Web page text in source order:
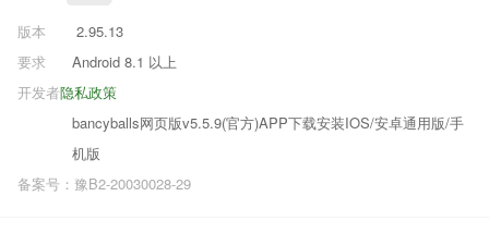
版本
2.95.13
要求
Android 8.1 以上
隐私政策
开发者
bancyballs网页版v5.5.9(官方)APP下载安装IOS/安卓通用版/手
机版
备案号：豫B2-20030028-29